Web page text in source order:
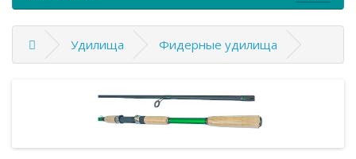
Удилища Фидерные удилища